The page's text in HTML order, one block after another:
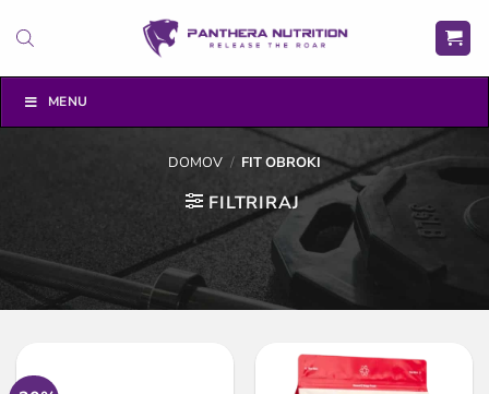
na
MENU
DOMOV / FIT OBROKI
FILTRIRAJ